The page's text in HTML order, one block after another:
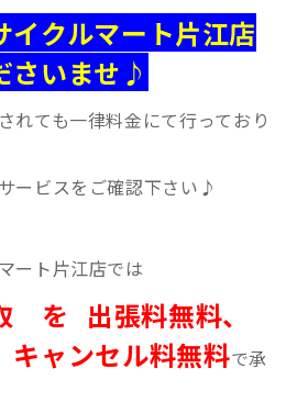
イクルマート片江店
さいませ♪
れても一律料金にて行っており
ービスをご確認下さい♪
ート片江店では
を 出張料無料、
キャンセル料無料で承